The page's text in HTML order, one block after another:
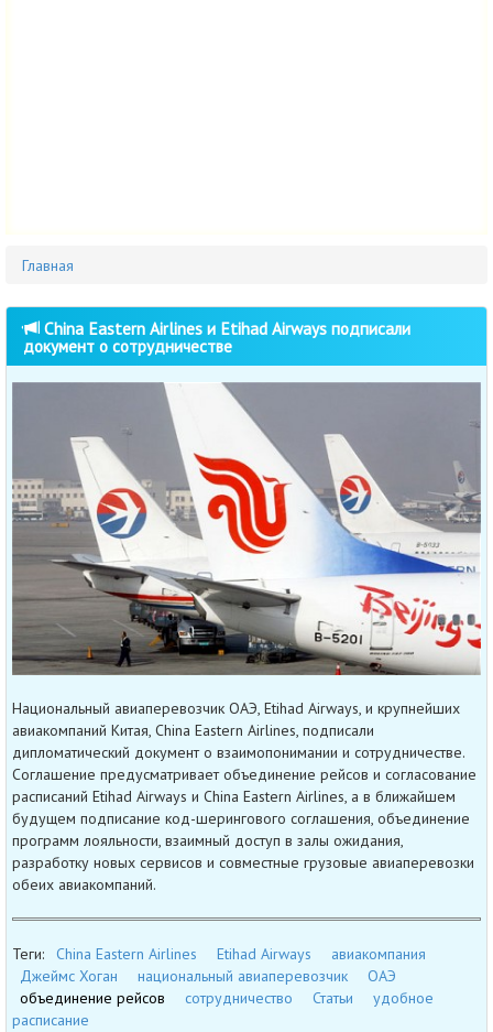
Главная
China Eastern Airlines и Etihad Airways подписали
документ о сотрудничестве
Национальный авиаперевозчик ОАЭ, Etihad Airways, и крупнейших
авиакомпаний Китая, China Eastern Airlines, подписали
дипломатический документ о взаимопонимании и сотрудничестве.
Соглашение предусматривает объединение рейсов и согласование
расписаний Etihad Airways и China Eastern Airlines, а в ближайшем
будущем подписание код-шерингового соглашения, объединение
программ лояльности, взаимный доступ в залы ожидания,
разработку новых сервисов и совместные грузовые авиаперевозки
обеих авиакомпаний.
Теги: China Eastern Airlines Etihad Airways
авиакомпания
Джеймс Хоган
национальный авиаперевозчик
ОАЭ
объединение рейсов
сотрудничество Статьи
удобное
расписание